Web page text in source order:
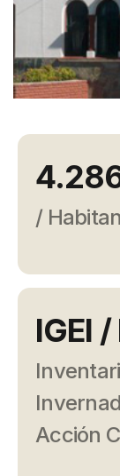
Arbolado
Residuos
Edificios
/
IGEI
Acción